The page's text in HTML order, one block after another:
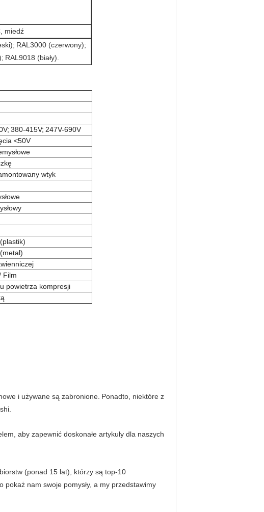
miedź
RAL3000 (czerwony);
RAL9018 (biały).
380-415V; 247V-690V
<50V
wtyk
Film
powietrza kompresji
i używane są zabronione. Ponadto, niektóre z
aby zapewnić doskonałe artykuły dla naszych
(ponad 15 lat), którzy są top-10
pokaż nam swoje pomysły, a my przedstawimy